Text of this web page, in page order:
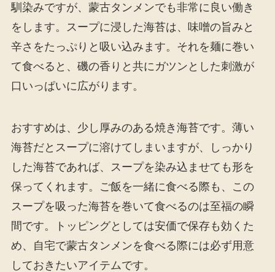
馴染みですが、蒙古タンメンでも非常に良い働き
をします。スープに浸した海苔は、味噌の旨みと
辛さをたっぷりと吸い込みます。それを麺に巻い
て食べると、磯の香りと共にガツンとした刺激が
口いっぱいに広がります。
おすすめは、少し厚みのある焼き海苔です。薄い
海苔だとスープに溶けてしまいますが、しっかり
した海苔であれば、スープを染み込ませても形を
保ってくれます。ご飯を一緒に食べる際も、この
スープを吸った海苔を巻いて食べるのは至福の瞬
間です。トッピングとしては安価で保存も効くた
め、自宅で蒙古タンメンを食べる際には必ず用意
しておきたいアイテムです。